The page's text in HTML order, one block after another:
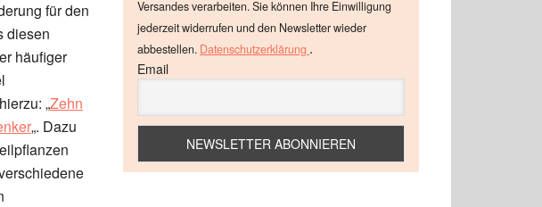
für den
diesen
häufiger
„Zehn
„. Dazu
Versandes verarbeiten. Sie können Ihre Einwilligung
jederzeit widerrufen und den Newsletter wieder
abbestellen. Datenschutzerklärung .
Email